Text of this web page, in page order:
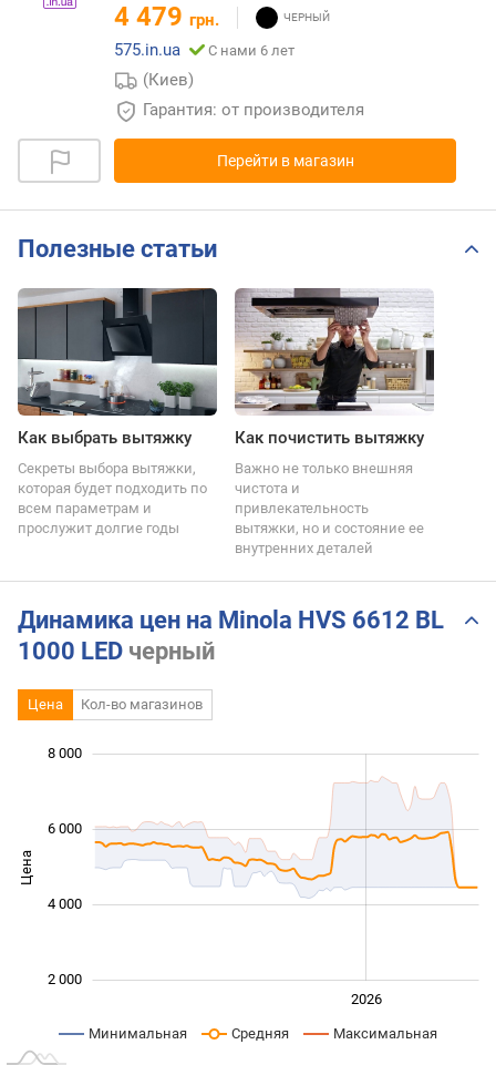
4 479 грн.
575.in.ua
С нами 6 лет
(Киев)
Гарантия: от производителя
Перейти в магазин
Полезные статьи
Как выбрать вытяжку
Секреты выбора вытяжки,
которая будет подходить по
всем параметрам и
прослужит долгие годы
Как почистить вытяжку
Важно не только внешняя
чистота и
привлекательность
вытяжки, но и состояние ее
внутренних деталей
Динамика цен на Minola HVS 6612 BL
1000 LED черный
Цена Кол-во магазинов
Цена
2 000
4 000
6 000
8 000
2026
Минимальная Средняя Максимальная